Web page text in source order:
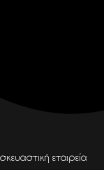
εταιρεία